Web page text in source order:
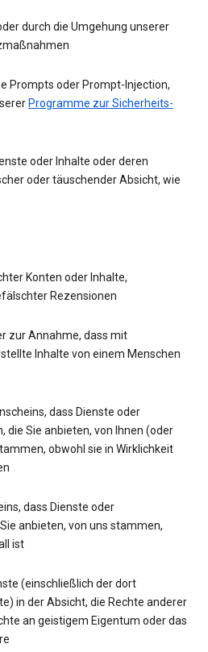
durch die Umgehung unserer
Prompts oder Prompt-Injection,
Programme zur Sicherheits-
oder Inhalte oder deren
oder täuschender Absicht, wie
Konten oder Inhalte,
Rezensionen
zur Annahme, dass mit
Inhalte von einem Menschen
dass Dienste oder
die Sie anbieten, von Ihnen (oder
obwohl sie in Wirklichkeit
dass Dienste oder
anbieten, von uns stammen,
ist
(einschließlich der dort
in der Absicht, die Rechte anderer
an geistigem Eigentum oder das